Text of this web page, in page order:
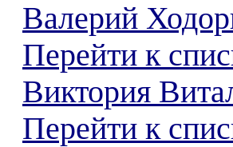
Валерий
Перейти к
Виктория
Перейти к